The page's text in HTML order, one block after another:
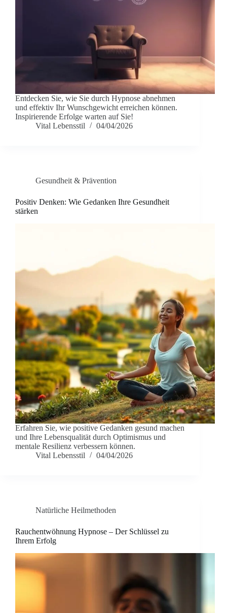
Entdecken Sie, wie Sie durch Hypnose abnehmen
und effektiv Ihr Wunschgewicht erreichen können.
Inspirierende Erfolge warten auf Sie!
Vital Lebensstil
04/04/2026
Gesundheit & Prävention
Positiv Denken: Wie Gedanken Ihre Gesundheit
stärken
Erfahren Sie, wie positive Gedanken gesund machen
und Ihre Lebensqualität durch Optimismus und
mentale Resilienz verbessern können.
Vital Lebensstil
04/04/2026
Natürliche Heilmethoden
Rauchentwöhnung Hypnose – Der Schlüssel zu
Ihrem Erfolg